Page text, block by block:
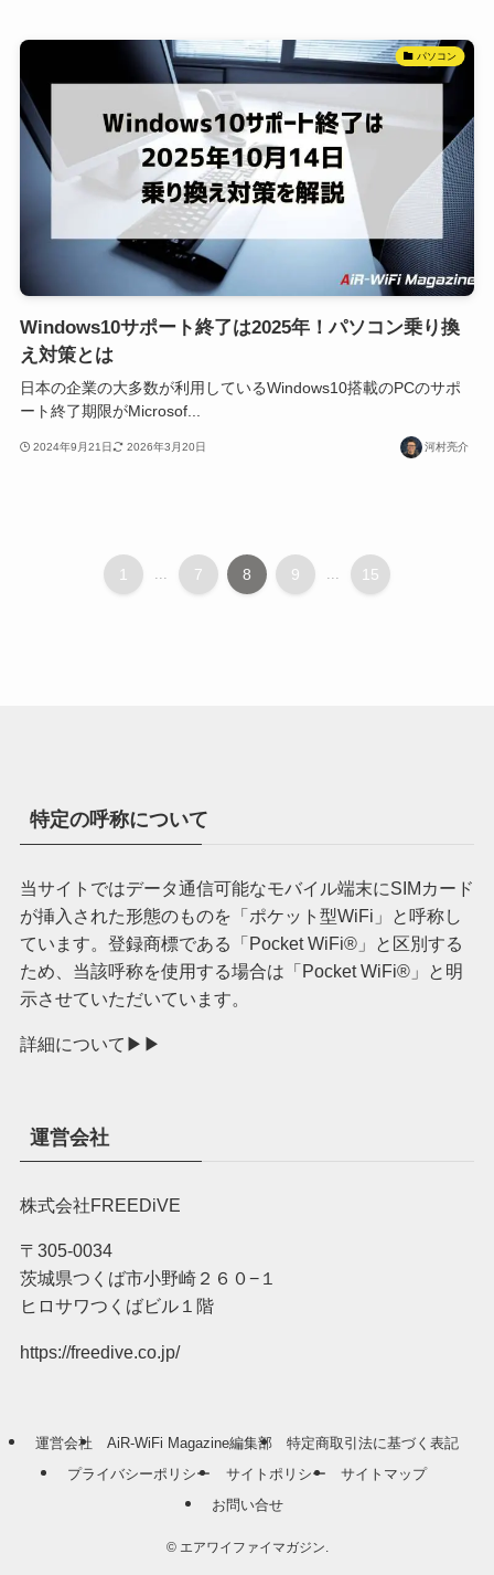
パソコン
Windows10サポート終了は2025年！パソコン乗り換
え対策とは
日本の企業の大多数が利用しているWindows10搭載のPCのサポ
ート終了期限がMicrosof...
2024年9月21日 2026年3月20日 河村亮介
1 7 8 9 15
特定の呼称について
当サイトではデータ通信可能なモバイル端末にSIMカード
が挿入された形態のものを「ポケット型WiFi」と呼称し
ています。登録商標である「Pocket WiFi®︎」と区別する
ため、当該呼称を使用する場合は「Pocket WiFi®︎」と明
示させていただいています。
詳細について▶︎▶︎
運営会社
株式会社FREEDiVE
〒305-0034
茨城県つくば市小野崎２６０−１
ヒロサワつくばビル１階
https://freedive.co.jp/
運営会社 AiR-WiFi Magazine編集部
特定商取引法に基づく表記
プライバシーポリシー
サイトポリシー
サイトマップ
お問い合せ
©エアワイファイマガジン.